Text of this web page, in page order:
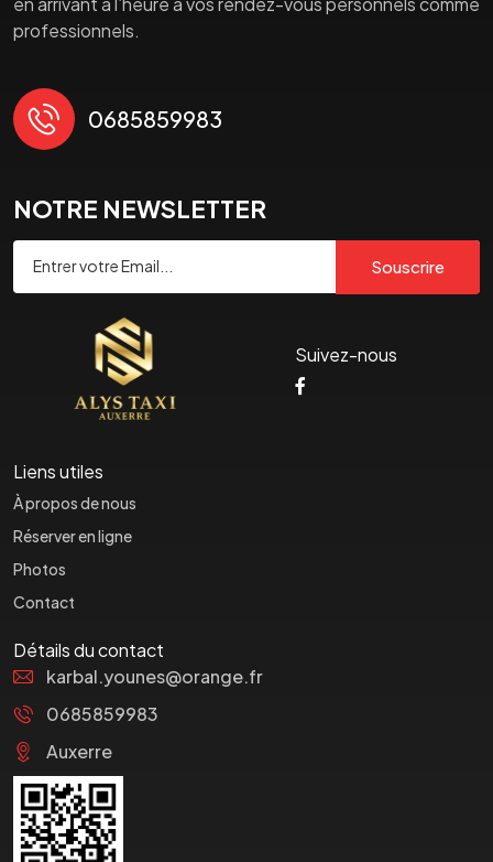
professionnels.
0685859983
NOTRE NEWSLETTER
Souscrire
Suivez-nous
Liens utiles
À propos de nous
Réserver en ligne
Photos
Contact
Détails du contact
karbal.younes@orange.fr
0685859983
Auxerre